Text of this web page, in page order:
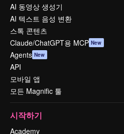
AI 동영상 생성기
AI 텍스트 음성 변환
스톡 콘텐츠
Claude/ChatGPT용 MCP New
Agents New
API
모바일 앱
모든 Magnific 툴
시작하기
Academy